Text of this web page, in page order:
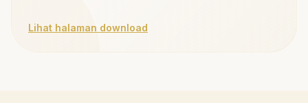
Lihat halaman download